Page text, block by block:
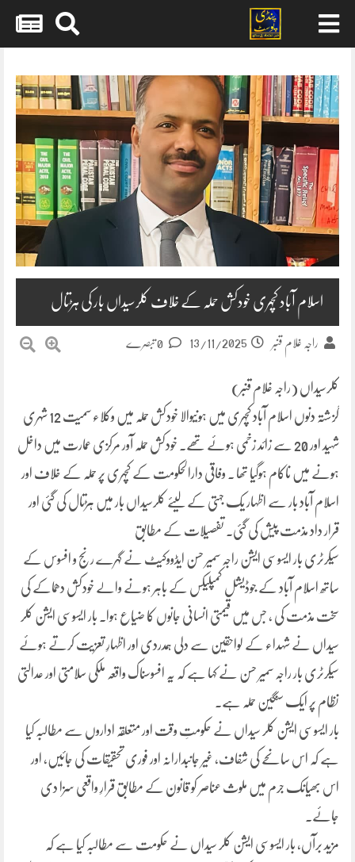
content
اسلام آباد کچہری خودکش حملہ کے خلاف کلرسیداں بار کی ہڑتال
راجہ غلام قنبر 13/11/2025
کلرسیداں (راجہ غلام قنبر)
گزشتہ دنوں اسلام آباد کچہری میں ہونیوالا خودکش حملہ میں وکلاء سمیت 12 شہری
شہید اور 20 سے زائد زخمی ہوئے تھے۔ خودکش حملہ آور مرکزی عمارت میں داخل
ہونے میں ناکام ہوگیا تھا ۔ وفاقی دارالحکومت کے کچہری پر حملہ کے خلاف اور
اسلام آباد بار سے اظہار یک جہتی کے لیئے کلرسیداں بار میں ہڑتال کی گئی اور
قرار داد مذمت پیش کی گئی۔ تفصیلات کے مطابق
سیکرٹری بار ایسوسی ایشن راجہ سمیر حسن ایڈووکیٹ نے گہرے رنج و افسوس کے
ساتھ اسلام آباد کے جوڈیشل کمپلیکس کے باہر ہونے والے خودکش دھماکے کی
سخت مذمت کی ، جس میں قیمتی انسانی جانوں کا ضیاع ہوا۔ بار ایسوسی ایشن کلر
سیداں نے شہداء کے لواحقین سے دلی ہمدردی اور اظہارِ تعزیت کرتے ہوئے
سیکرٹری بار راجہ سمیر حسن نے کہا ہے کہ یہ افسوسناک واقعہ ملکی سلامتی اور عدالتی
نظام پر ایک سنگین حملہ ہے۔
بار ایسوسی ایشن کلر سیداں نے حکومتِ وقت اور متعلقہ اداروں سے مطالبہ کیا
ہے کہ اس سانحے کی شفاف، غیر جانبدارانہ اور فوری تحقیقات کی جائیں، اور
اس بھیانک جرم میں ملوث عناصر کو قانون کے مطابق قرارِ واقعی سزا دی
جائے۔
مزید برآں، بار ایسوسی ایشن کلر سیداں نے حکومت سے مطالبہ کیا ہے کہ